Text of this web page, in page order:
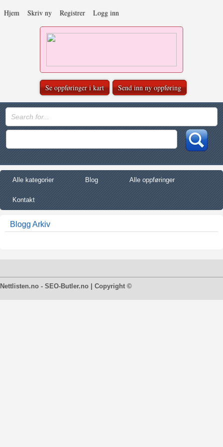
Hjem Skriv ny Registrer Logg inn
Se oppføringer i kart Send inn ny oppføring
Alle kategorier Blog Alle oppføringer
Kontakt
Blogg Arkiv
Nettlisten.no - SEO-Butler.no | Copyright ©